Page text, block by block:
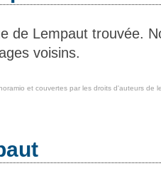
de Lempaut trouvée.
voisins.
et couvertes par les droits d'auteurs de